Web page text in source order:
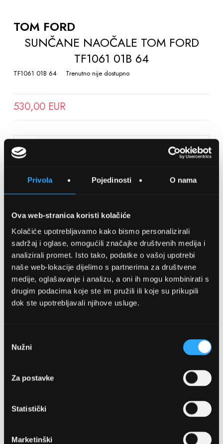
Privola Pojedinosti O nama
Ova web-stranica koristi kolačiće
Kolačiće upotrebljavamo kako bismo personalizirali
sadržaj i oglase, omogućili značajke društvenih medija i
analizirali promet. Isto tako, podatke o vašoj upotrebi
naše web-lokacije dijelimo s partnerima za društvene
medije, oglašavanje i analizu, a oni ih mogu kombinirati s
drugim podacima koje ste im pružili ili koje su prikupili
dok ste upotrebljavali njihove usluge.
pristanka
Nužni
Za postavke
Statistički
Marketinški
THE
BEGINNING
GALLERY
TOM FORD
SUNČANE NAOČALE TOM FORD
TF1061 01B 64
TF1061 01B 64 Trenutno nije dostupno
530,00 EUR
SPREMITE NA LISTU ŽELJA
Detalji
OPTIKA NJEGO, POSLOVNICA 1